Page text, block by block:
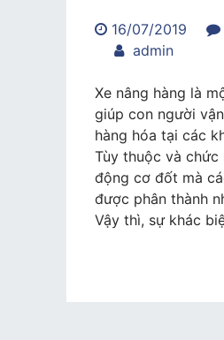
16/07/2019
trong
khác
biệt
giữa
các
loại
xe
nâng
admin
Xe nâng hàng là
giúp con người
hàng hóa tại các
Tùy thuộc và chức
động cơ đốt mà
được phân thành
Vậy thì, sự khác